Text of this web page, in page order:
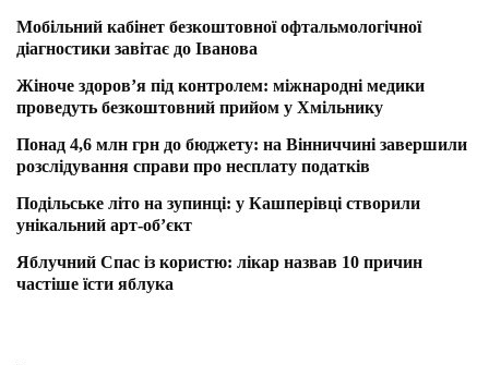
Мобільний кабінет безкоштовної офтальмологічної
діагностики завітає до Іванова
Жіноче здоров’я під контролем: міжнародні медики
проведуть безкоштовний прийом у Хмільнику
Понад 4,6 млн грн до бюджету: на Вінниччині завершили
розслідування справи про несплату податків
Подільське літо на зупинці: у Кашперівці створили
унікальний арт-об’єкт
Яблучний Спас із користю: лікар назвав 10 причин
частіше їсти яблука